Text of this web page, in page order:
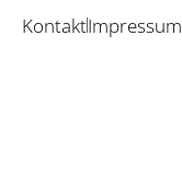
KontaktImpressum